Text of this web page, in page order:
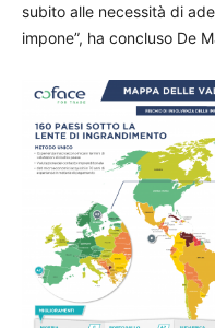
subito alle necessità di
impone”, ha concluso De